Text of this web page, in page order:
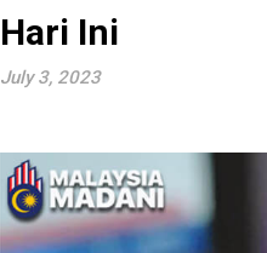
Hari Ini
July 3, 2023